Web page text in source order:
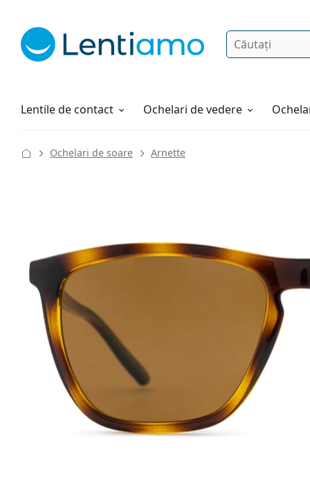
Căutare
Lentile de contact
Soluții Ochelari de vedere
Cum comandați
Ochelari de soare Arnette
42 mm
Înălțime lentilă
55 mm
Lățimea lentilei
Lățimea